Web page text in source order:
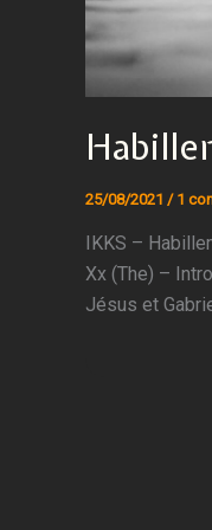
25/08/2021 / 1
IKKS –
Xx (The) – Intro
Jésus et